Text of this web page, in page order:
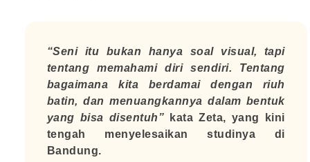
“Seni itu bukan hanya soal visual, tapi
tentang memahami diri sendiri. Tentang
bagaimana kita berdamai dengan riuh
batin, dan menuangkannya dalam bentuk
yang bisa disentuh ”
kata Zeta, yang kini
tengah menyelesaikan studinya di
Bandung.